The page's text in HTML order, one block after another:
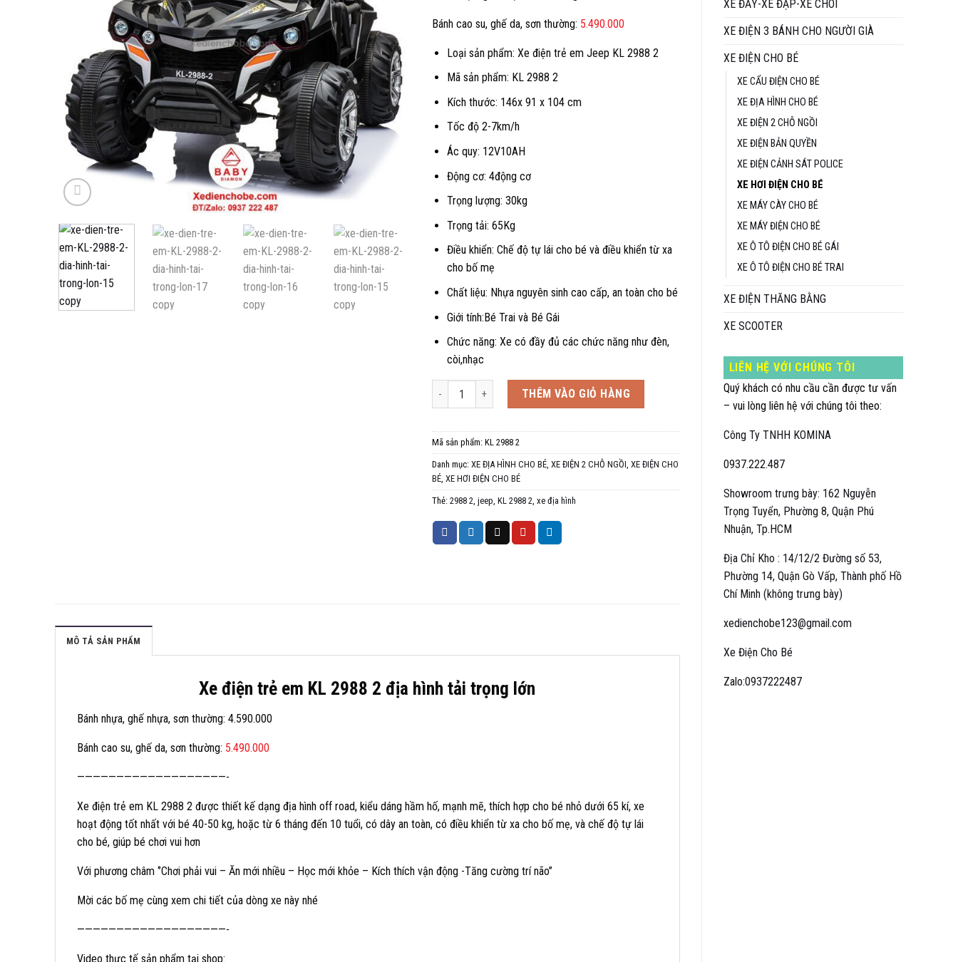
XE ĐẨY-XE ĐẠP-XE CHÒI
XE ĐIỆN 3 BÁNH CHO NGƯỜI GIÀ
XE ĐIỆN CHO BÉ
XE CẨU ĐIỆN CHO BÉ
XE ĐỊA HÌNH CHO BÉ
XE ĐIỆN 2 CHỖ NGỒI
XE ĐIỆN BẢN QUYỀN
XE ĐIỆN CẢNH SÁT POLICE
XE HƠI ĐIỆN CHO BÉ
XE MÁY CÀY CHO BÉ
XE MÁY ĐIỆN CHO BÉ
XE Ô TÔ ĐIỆN CHO BÉ GÁI
XE Ô TÔ ĐIỆN CHO BÉ TRAI
XE ĐIỆN THĂNG BẰNG
XE SCOOTER
LIÊN HỆ VỚI CHÚNG TÔI
Quý khách có nhu cầu cần được tư vấn
– vui lòng liên hệ với chúng tôi theo:
Công Ty TNHH KOMINA
0937.222.487
Showroom trưng bày: 162 Nguyễn
Trọng Tuyển, Phường 8, Quận Phú
Nhuận, Tp.HCM
Địa Chỉ Kho : 14/12/2 Đường số 53,
Phường 14, Quận Gò Vấp, Thành phố Hồ
Chí Minh (không trưng bày)
xedienchobe123@gmail.com
Xe Điện Cho Bé
Zalo:0937222487
là:
4.990.000 ₫.
4.590.000 ₫.
Bánh cao su, ghế da, sơn thường: 5.490.000
Loại sản phẩm: Xe điện trẻ em Jeep KL 2988 2
Mã sản phẩm: KL 2988 2
Kích thước: 146x 91 x 104 cm
Tốc độ 2-7km/h
Ác quy: 12V10AH
Động cơ: 4động cơ
Trọng lượng: 30kg
Trọng tải: 65Kg
Điều khiển: Chế độ tự lái cho bé và điều khiển từ xa
cho bố mẹ
Chất liệu: Nhựa nguyên sinh cao cấp, an toàn cho bé
Giới tính:Bé Trai và Bé Gái
Chức năng: Xe có đầy đủ các chức năng như đèn,
còi,nhạc
Xe điện trẻ em Jeep KL 2988 2 địa hình tải trọng lớn, 1-10 tuổi số lượng
THÊM VÀO GIỎ HÀNG
Mã sản phẩm: KL 2988 2
Danh mục: XE ĐỊA HÌNH CHO BÉ, XE ĐIỆN 2 CHỖ NGỒI, XE ĐIỆN CHO
BÉ, XE HƠI ĐIỆN CHO BÉ
Thẻ: 2988 2, jeep, KL 2988 2, xe địa hình
MÔ TẢ SẢN PHẨM
Xe điện trẻ em KL 2988 2 địa hình tải trọng lớn
Bánh nhựa, ghế nhựa, sơn thường: 4.590.000
Bánh cao su, ghế da, sơn thường: 5.490.000
———————————————————-
Xe điện trẻ em KL 2988 2 được thiết kế dạng địa hình off road, kiểu dáng hầm hố, mạnh mẽ, thích hợp cho bé nhỏ dưới 65 kí, xe
hoạt động tốt nhất với bé 40-50 kg, hoặc từ 6 tháng đến 10 tuổi, có dây an toàn, có điều khiển từ xa cho bố mẹ, và chế độ tự lái
cho bé, giúp bé chơi vui hơn
Với phương châm ‘’Chơi phải vui – Ăn mới nhiều – Học mới khỏe – Kích thích vận động -Tăng cường trí não’’
Mời các bố mẹ cùng xem chi tiết của dòng xe này nhé
———————————————————-
Video thực tế sản phẩm tại shop: